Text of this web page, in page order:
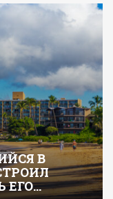
В
ЕГО…